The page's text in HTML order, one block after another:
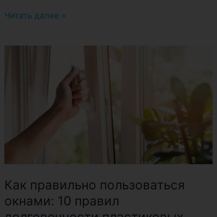
Читать далее »
Как правильно пользоваться
окнами: 10 правил
долговечности
пластиковых